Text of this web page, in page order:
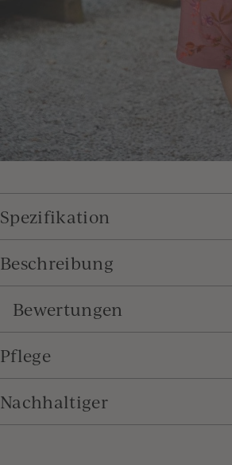
Spezifikation
Beschreibung
Bewertungen
Pflege
Nachhaltiger